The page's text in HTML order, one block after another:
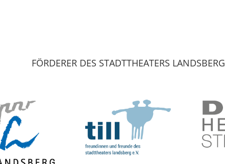
FÖRDERER DES STADTTHEATERS LANDSBERG